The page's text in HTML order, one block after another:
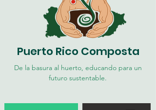
Puerto Rico Composta
De la basura al huerto, educando para un
futuro sustentable.